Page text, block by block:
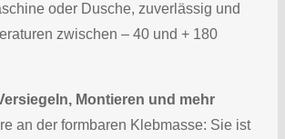
oder Dusche, zuverlässig und
zwischen – 40 und + 180
Montieren und mehr
an der formbaren Klebmasse: Sie ist